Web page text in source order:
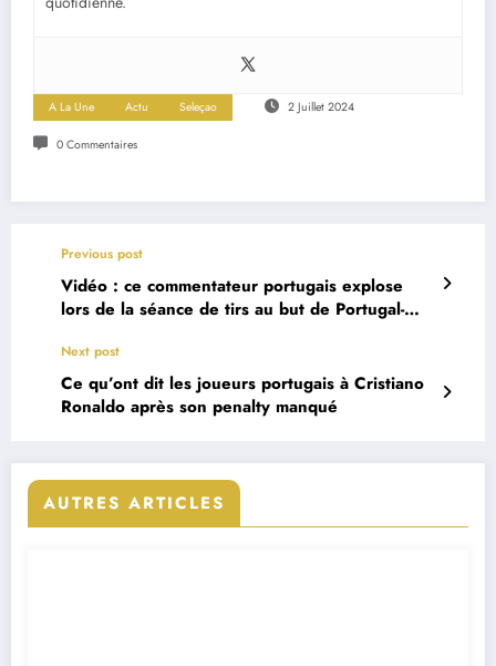
A La Une Actu Seleçao 2 Juillet 2024
0 Commentaires
Previous post
Vidéo : ce commentateur portugais explose
lors de la séance de tirs au but de Portugal-
Next post
Ce qu’ont dit les joueurs portugais à Cristiano
Ronaldo après son penalty manqué
AUTRES ARTICLES